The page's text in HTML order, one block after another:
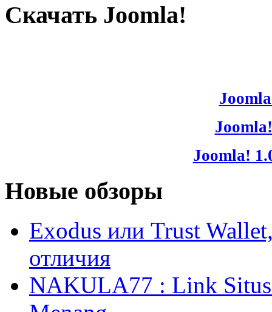
Скачать Joomla!
Joomla!
Новые обзоры
Exodus или Trust
отличия
NAKULA77 : Link Situs